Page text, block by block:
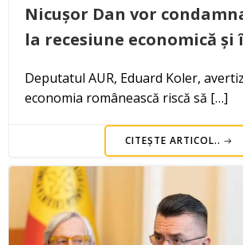
Nicușor Dan vor
la recesiune economică și
Deputatul AUR, Eduard Koler,
economia românească riscă să […]
CITEȘTE ARTICOL..